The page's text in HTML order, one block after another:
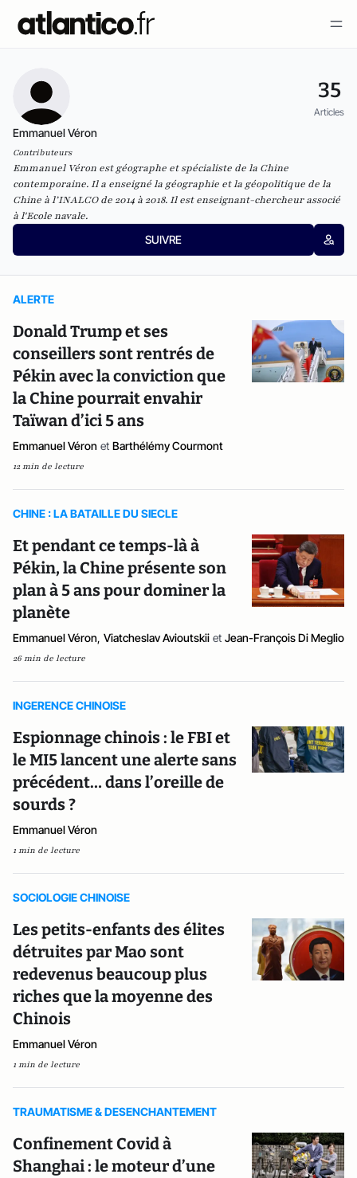
35
Articles
Emmanuel Véron
Contributeurs
Emmanuel Véron est géographe et spécialiste de la Chine
contemporaine. Il a enseigné la géographie et la géopolitique de la
Chine à l’INALCO de 2014 à 2018. Il est enseignant-chercheur associé
à l'Ecole navale.
SUIVRE
ALERTE
Donald Trump et ses
conseillers sont rentrés de
Pékin avec la conviction que
la Chine pourrait envahir
Taïwan d’ici 5 ans
Emmanuel Véron et Barthélémy Courmont
12 min de lecture
CHINE : LA BATAILLE DU SIECLE
Et pendant ce temps-là à
Pékin, la Chine présente son
plan à 5 ans pour dominer la
planète
Emmanuel Véron, Viatcheslav Avioutskii et Jean-François Di Meglio
26 min de lecture
INGERENCE CHINOISE
Espionnage chinois : le FBI et
le MI5 lancent une alerte sans
précédent… dans l’oreille de
sourds ?
Emmanuel Véron
1 min de lecture
SOCIOLOGIE CHINOISE
Les petits-enfants des élites
détruites par Mao sont
redevenus beaucoup plus
riches que la moyenne des
Chinois
Emmanuel Véron
1 min de lecture
TRAUMATISME & DESENCHANTEMENT
Confinement Covid à
Shanghai : le moteur d’une